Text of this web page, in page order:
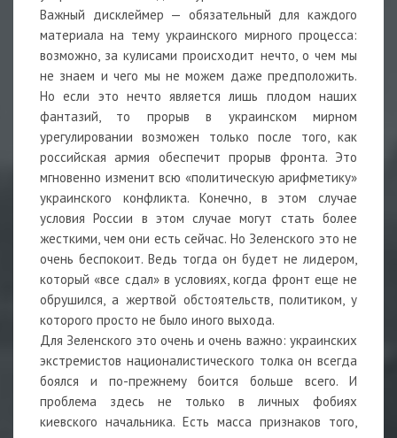
Важный дисклеймер — обязательный для каждого
материала на тему украинского мирного процесса:
возможно, за кулисами происходит нечто, о чем мы
не знаем и чего мы не можем даже предположить.
Но если это нечто является лишь плодом наших
фантазий, то прорыв в украинском мирном
урегулировании возможен только после того, как
российская армия обеспечит прорыв фронта. Это
мгновенно изменит всю «политическую арифметику»
украинского конфликта. Конечно, в этом случае
условия России в этом случае могут стать более
жесткими, чем они есть сейчас. Но Зеленского это не
очень беспокоит. Ведь тогда он будет не лидером,
который «все сдал» в условиях, когда фронт еще не
обрушился, а жертвой обстоятельств, политиком, у
которого просто не было иного выхода.
Для Зеленского это очень и очень важно: украинских
экстремистов националистического толка он всегда
боялся и по-прежнему боится больше всего. И
проблема здесь не только в личных фобиях
киевского начальника. Есть масса признаков того,